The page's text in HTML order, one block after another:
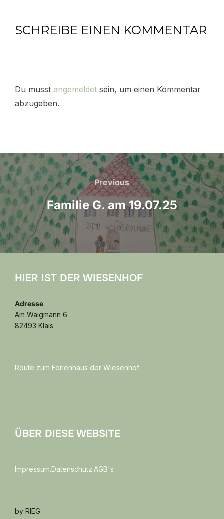
SCHREIBE EINEN KOMMENTAR
Du musst angemeldet sein, um einen Kommentar
abzugeben.
Beitragsnavigation
Previous
Previous
Familie G. am 19.07.25
HIER IST DER WIESENHOF
Adresse
Am Waigmann 6
82493 Klais
Route zum Ferienhaus der Wiesenhof
ÜBER DIESE WEBSITE
Impressum.Datenschutz.AGB's
by RIEG